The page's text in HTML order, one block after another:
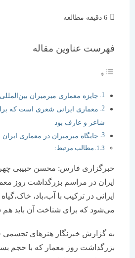
فهرست عناوین مقاله
جایزه معماری میرمیران بین‌المللی
معماری ایرانی شعری است که برای
شاعر و عارف بود
جایگاه میرمیران در معماری ایران
مطالب مرتبط:
خبرگزاری فارس: محسن حبیبی چهره
ایران در مراسم بزرگداشت روز معمار
ایرانی در ترکیب با آب،‌باد، خاک،‌گیاه و
می‌شود که برای شناخت آن باید هم
به گزارش خبرنگار هنرهای تجسمی
بزرگداشت روز معمار که با حجم بسیاری